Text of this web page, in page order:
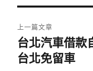
章
導
上一篇文章
上
一
台北汽車借款
台北免留車